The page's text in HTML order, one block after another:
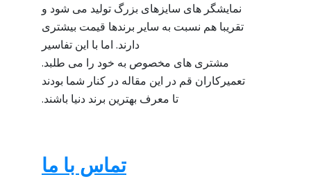
نمایشگر های سایزهای بزرگ تولید می شود و
تقریبا هم نسبت به سایر برندها قیمت بیشتری
دارند. اما با این تفاسیر
مشتری های مخصوص به خود را می طلبد.
تعمیرکاران قم در این مقاله در کنار شما بودند
تا معرف بهترین برند دنیا باشند.
تماس با ما